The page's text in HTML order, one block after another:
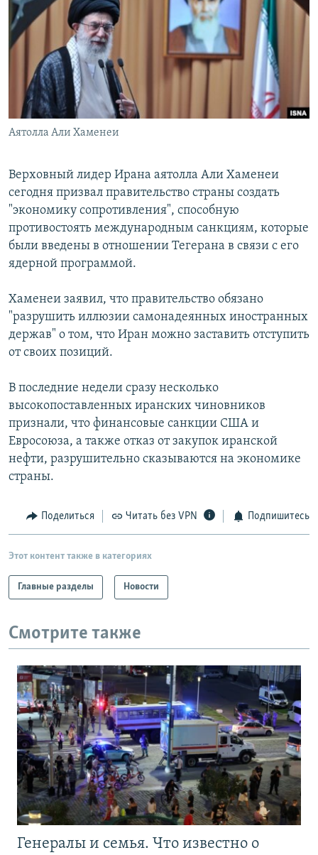
РАСПИСАНИЕ ВЕЩАНИЯ
ПОДПИШИТЕСЬ НА РАССЫЛКУ
СОЦИАЛЬНЫЕ СЕТИ
Все сайты РСЕ/РС
Аятолла Али Хаменеи
Верховный лидер Ирана аятолла Али Хаменеи
сегодня призвал правительство страны создать
"экономику сопротивления", способную
противостоять международным санкциям, которые
были введены в отношении Тегерана в связи с его
ядерной программой.
Хаменеи заявил, что правительство обязано
"разрушить иллюзии самонадеянных иностранных
держав" о том, что Иран можно заставить отступить
от своих позиций.
В последние недели сразу несколько
высокопоставленных иранских чиновников
признали, что финансовые санкции США и
Евросоюза, а также отказ от закупок иранской
нефти, разрушительно сказываются на экономике
страны.
Поделиться Читать без VPN Подпишитесь
Этот контент также в категориях
Главные разделы Новости
Смотрите также
Генералы и семья. Что известно о